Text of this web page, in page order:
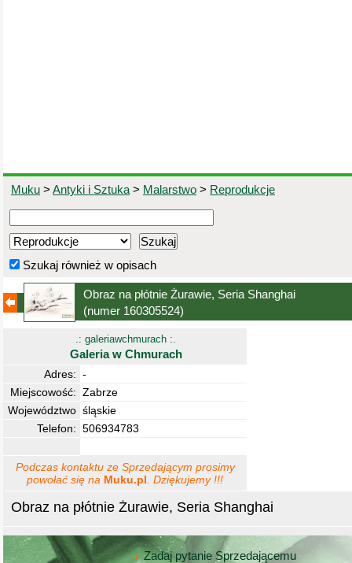
Muku > Antyki i Sztuka > Malarstwo > Reprodukcje
Szukaj również w opisach
Obraz na płótnie Żurawie, Seria Shanghai
(numer 160305524)
Obraz na płótnie Żurawie, Seria Shanghai
Zadaj pytanie Sprzedającemu
.: galeriawchmurach :.
Galeria w Chmurach
Adres: -
Miejscowość: Zabrze
Województwo śląskie
Telefon: 506934783
Podczas kontaktu ze Sprzedającym prosimy
powołać się na Muku.pl . Dziękujemy !!!